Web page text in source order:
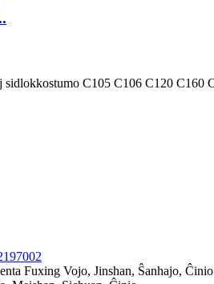
Fuxing Vojo, Jinshan, Ŝanhajo, Ĉinio